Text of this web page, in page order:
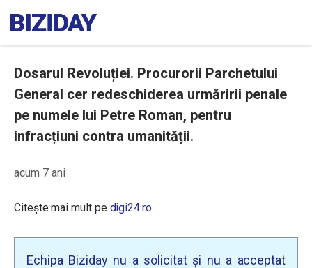
Dosarul Revoluției. Procurorii Parchetului
General cer redeschiderea urmăririi penale
pe numele lui Petre Roman, pentru
infracțiuni contra umanității.
acum 7 ani
Citește mai mult pe digi24.ro
Echipa Biziday nu a solicitat și nu a acceptat